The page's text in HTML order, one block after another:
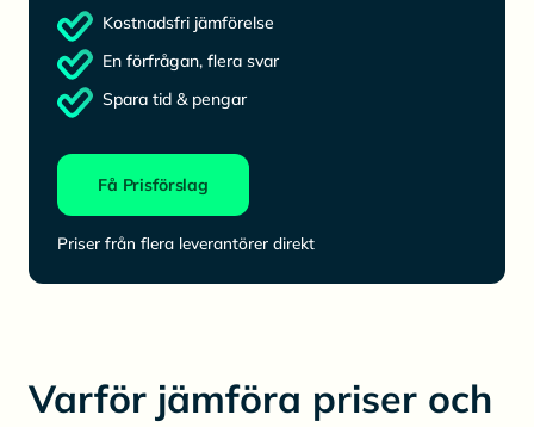
Kostnadsfri jämförelse
En förfrågan, flera svar
Spara tid & pengar
Få Prisförslag
Priser från flera leverantörer direkt
Varför jämföra priser och